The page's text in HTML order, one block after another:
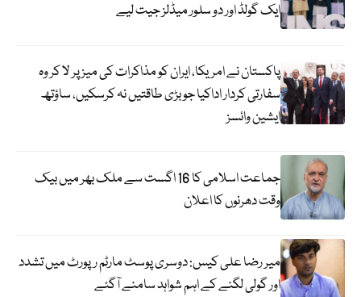
ایک گولڈ اور دو سلور میڈلز جیت لیے
پاکستان نے امریکا، ایران کو مذاکرات کی میز پر لا کر وہ
سفارتی کردار اداکیا جو بڑی طاقتیں نہ کرسکیں، ساؤتھ
ایشین وائسز
جماعت اسلامی کا 16 اگست سے ملک بھر میں بیک
وقت دھرنوں کا اعلان
میر رضا علی کیس: دوسری پوسٹ مارٹم رپورٹ میں تشدد
اور گولی لگنے کے اہم شواہد سامنے آگئے